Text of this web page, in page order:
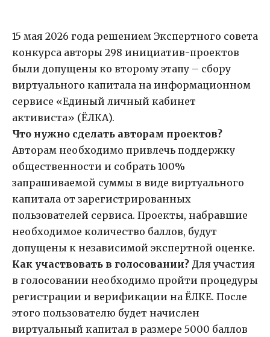
15 мая 2026 года решением Экспертного совета
конкурса авторы 298 инициатив-проектов
были допущены ко второму этапу – сбору
виртуального капитала на информационном
сервисе «Единый личный кабинет
активиста» (ЁЛКА).
Что нужно сделать авторам проектов?
Авторам необходимо привлечь поддержку
общественности и собрать 100%
запрашиваемой суммы в виде виртуального
капитала от зарегистрированных
пользователей сервиса. Проекты, набравшие
необходимое количество баллов, будут
допущены к независимой экспертной оценке.
Как участвовать в голосовании? Для участия
в голосовании необходимо пройти процедуры
регистрации и верификации на ЁЛКЕ. После
этого пользователю будет начислен
виртуальный капитал в размере 5000 баллов